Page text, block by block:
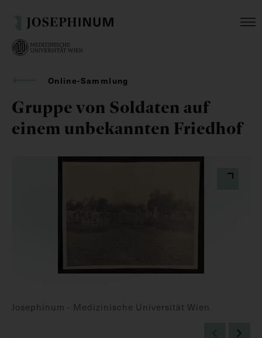
Online-Sammlung
Gruppe von Soldaten auf
einem unbekannten Friedhof
Josephinum - Medizinische Universität Wien